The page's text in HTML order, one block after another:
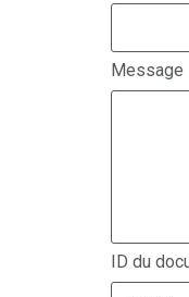
Message
ID du